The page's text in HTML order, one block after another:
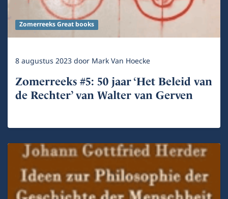
Zomerreeks Great books
8 augustus 2023door Mark Van Hoecke
Zomerreeks #5: 50 jaar ‘Het Beleid van
de Rechter’ van Walter van Gerven